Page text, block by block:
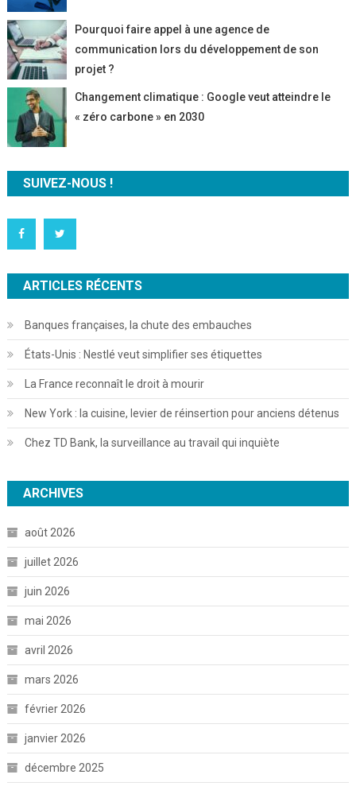
Pourquoi faire appel à une agence de
communication lors du développement de son
projet ?
Changement climatique : Google veut atteindre le
« zéro carbone » en 2030
SUIVEZ-NOUS !
ARTICLES RÉCENTS
Banques françaises, la chute des embauches
États-Unis : Nestlé veut simplifier ses étiquettes
La France reconnaît le droit à mourir
New York : la cuisine, levier de réinsertion pour anciens détenus
Chez TD Bank, la surveillance au travail qui inquiète
ARCHIVES
août 2026
juillet 2026
juin 2026
mai 2026
avril 2026
mars 2026
février 2026
janvier 2026
décembre 2025